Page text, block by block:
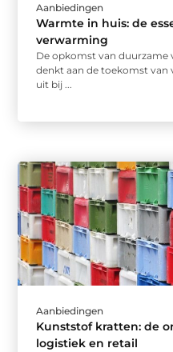
Aanbiedingen
Warmte in huis: de
verwarming
De opkomst van duurzame
denkt aan de toekomst van
uit bij ...
Aanbiedingen
Kunststof kratten: de
logistiek en retail